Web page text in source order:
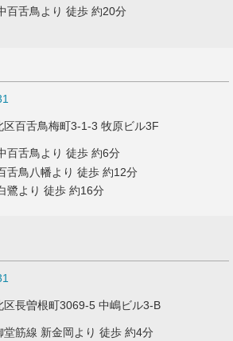
百舌鳥より 徒歩 約20分
区百舌鳥梅町3-1-3 牧原ビル3F
百舌鳥より 徒歩 約6分
舌鳥八幡より 徒歩 約12分
鷺より 徒歩 約16分
区長曽根町3069-5 中嶋ビル3-B
堂筋線 新金岡より 徒歩 約4分